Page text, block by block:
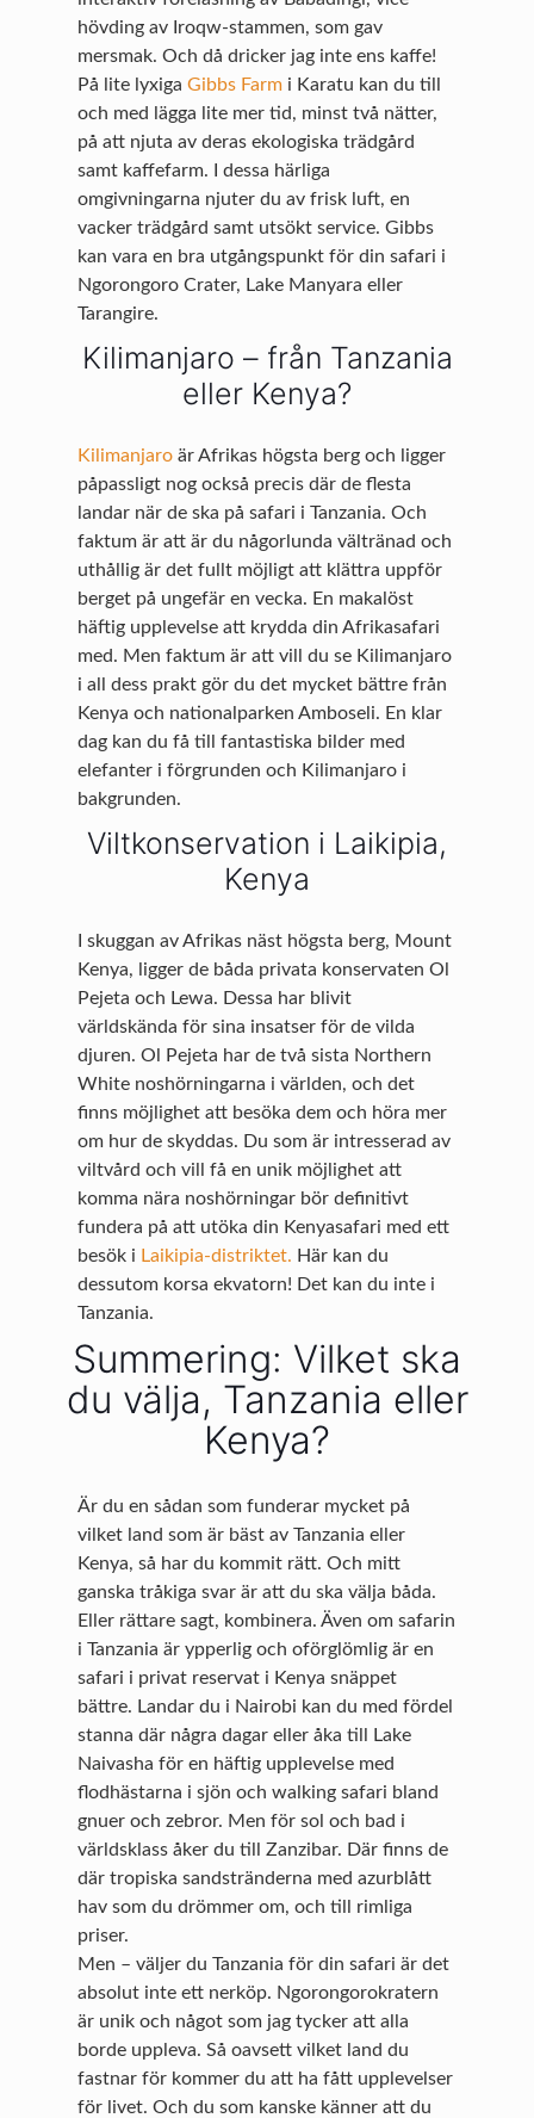
hövding av Iroqw-stammen, som gav
mersmak. Och då dricker jag inte ens kaffe!
På lite lyxigaGibbs Farm i Karatu kan du till
och med lägga lite mer tid, minst två nätter,
på att njuta av deras ekologiska trädgård
samt kaffefarm. I dessa härliga
omgivningarna njuter du av frisk luft, en
vacker trädgård samt utsökt service. Gibbs
kan vara en bra utgångspunkt för din safari i
Ngorongoro Crater, Lake Manyara eller
Tarangire.
Kilimanjaro – från Tanzania
eller Kenya?
Kilimanjaro är Afrikas högsta berg och ligger
påpassligt nog också precis där de flesta
landar när de ska på safari i Tanzania. Och
faktum är att är du någorlunda vältränad och
uthållig är det fullt möjligt att klättra uppför
berget på ungefär en vecka. En makalöst
häftig upplevelse att krydda din Afrikasafari
med. Men faktum är att vill du se Kilimanjaro
i all dess prakt gör du det mycket bättre från
Kenya och nationalparken Amboseli. En klar
dag kan du få till fantastiska bilder med
elefanter i förgrunden och Kilimanjaro i
bakgrunden.
Viltkonservation i Laikipia,
Kenya
I skuggan av Afrikas näst högsta berg, Mount
Kenya, ligger de båda privata konservaten Ol
Pejeta och Lewa. Dessa har blivit
världskända för sina insatser för de vilda
djuren. Ol Pejeta har de två sista Northern
White noshörningarna i världen, och det
finns möjlighet att besöka dem och höra mer
om hur de skyddas. Du som är intresserad av
viltvård och vill få en unik möjlighet att
komma nära noshörningar bör definitivt
fundera på att utöka din Kenyasafari med ett
besök i Laikipia-distriktet. Här kan du
dessutom korsa ekvatorn! Det kan du inte i
Tanzania.
Summering: Vilket ska
du välja, Tanzania eller
Kenya?
Är du en sådan som funderar mycket på
vilket land som är bäst av Tanzania eller
Kenya, så har du kommit rätt. Och mitt
ganska tråkiga svar är att du ska välja båda.
Eller rättare sagt, kombinera. Även om safarin
i Tanzania är ypperlig och oförglömlig är en
safari i privat reservat i Kenya snäppet
bättre. Landar du i Nairobi kan du med fördel
stanna där några dagar eller åka till Lake
Naivasha för en häftig upplevelse med
flodhästarna i sjön och walking safari bland
gnuer och zebror. Men för sol och bad i
världsklass åker du till Zanzibar. Där finns de
där tropiska sandstränderna med azurblått
hav som du drömmer om, och till rimliga
priser.
Men – väljer du Tanzania för din safari är det
absolut inte ett nerköp. Ngorongorokratern
är unik och något som jag tycker att alla
borde uppleva. Så oavsett vilket land du
fastnar för kommer du att ha fått upplevelser
för livet. Och du som kanske känner att du